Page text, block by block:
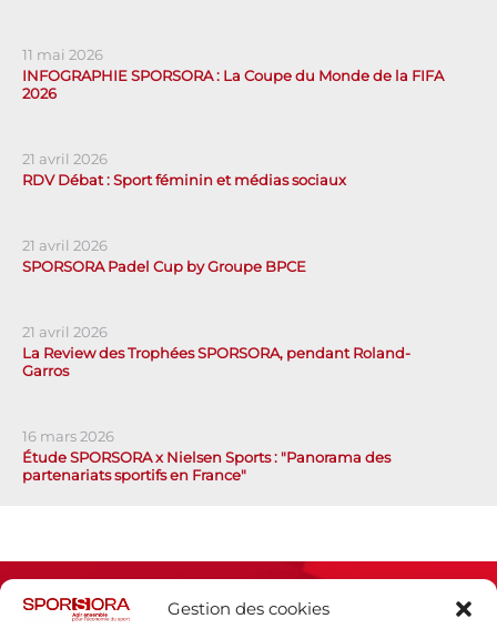
Gestion des cookies
11 mai 2026
INFOGRAPHIE SPORSORA : La Coupe du Monde de la FIFA
2026
21 avril 2026
RDV Débat : Sport féminin et médias sociaux
21 avril 2026
SPORSORA Padel Cup by Groupe BPCE
21 avril 2026
La Review des Trophées SPORSORA, pendant Roland-
Garros
16 mars 2026
Étude SPORSORA x Nielsen Sports : "Panorama des
partenariats sportifs en France"